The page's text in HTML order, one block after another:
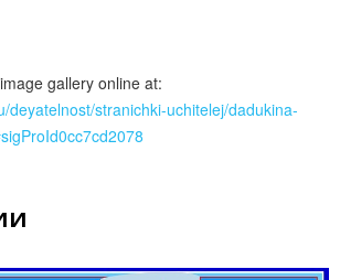
gallery online at:
deyatelnost/stranichki-uchitelej/dadukina-